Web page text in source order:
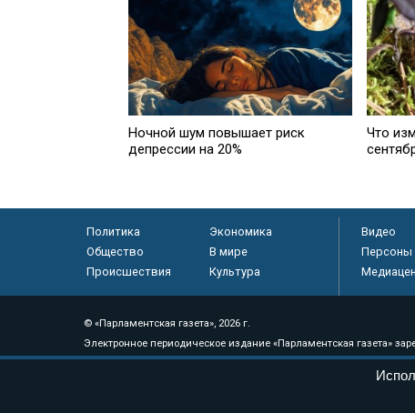
Ночной шум повышает риск
депрессии на 20%
Что
Политика
Экономика
Общество
В мире
Происшествия
Культура
Видео
Персоны
© «Парламентская газета», 2026 г.
Электронное периодическое издание «Парламентская газета»
Федеральной службе по надзору в сфере связи, информационных
массовых коммуникаций (Роскомнадзор) 05 августа 2011 года. 18+